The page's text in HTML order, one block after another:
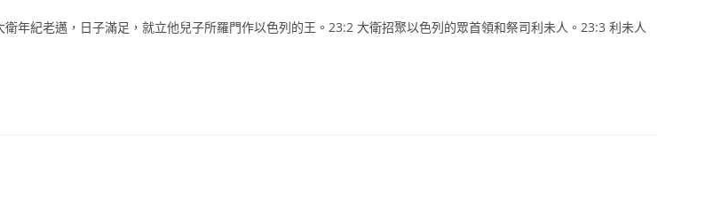
年紀老邁，日子滿足，就立他兒子所羅門作以色列的王。23:2 大衛招聚以色列的眾首領和祭司利未人。23:3 利未人